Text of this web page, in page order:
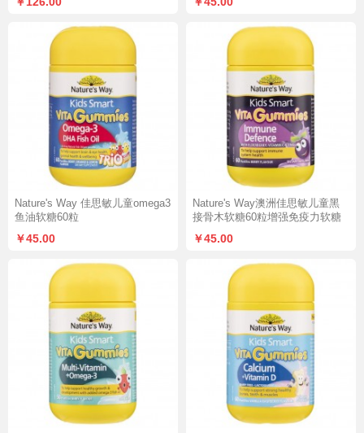
Nature's Way 佳思敏儿童omega3
鱼油软糖60粒
￥45.00
Nature's Way澳洲佳思敏儿童黑
接骨木软糖60粒增强免疫力软糖
￥45.00